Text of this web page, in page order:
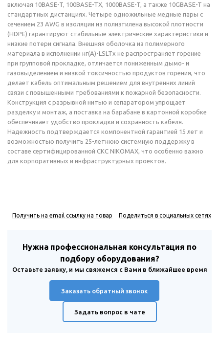
включая 10BASE-T, 100BASE-TX, 1000BASE-T, а также 10GBASE-T на
стандартных дистанциях. Четыре одножильные медные пары с
сечением 23 AWG в изоляции из полиэтилена высокой плотности
(HDPE) гарантируют стабильные электрические характеристики и
низкие потери сигнала. Внешняя оболочка из полимерного
материала в исполнении нг(A)-LSLTx не распространяет горение
при групповой прокладке, отличается пониженным дымо- и
газовыделением и низкой токсичностью продуктов горения, что
делает кабель оптимальным решением для внутренних линий
связи с повышенными требованиями к пожарной безопасности.
Конструкция с разрывной нитью и сепаратором упрощает
разделку и монтаж, а поставка на барабане в картонной коробке
обеспечивает удобство прокладки и сохранность кабеля.
Надежность подтверждается компонентной гарантией 15 лет и
возможностью получить 25-летнюю системную поддержку в
составе сертифицированной СКС NIKOMAX, что особенно важно
для корпоративных и инфраструктурных проектов.
Получить на email ссылку на товар Поделиться в социальных сетях
Нужна профессиональная консультация по
подбору оборудования?
Оставьте заявку, и мы свяжемся с Вами в ближайшее время
Заказать обратный звонок
Задать вопрос в чате